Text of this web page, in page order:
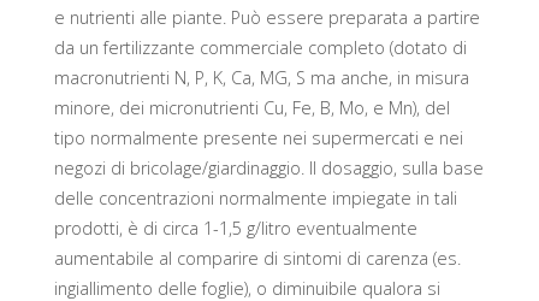
e nutrienti alle piante. Può essere preparata a partire
da un fertilizzante commerciale completo (dotato di
macronutrienti N, P, K, Ca, MG, S ma anche, in misura
minore, dei micronutrienti Cu, Fe, B, Mo, e Mn), del
tipo normalmente presente nei supermercati e nei
negozi di bricolage/giardinaggio. Il dosaggio, sulla base
delle concentrazioni normalmente impiegate in tali
prodotti, è di circa 1-1,5 g/litro eventualmente
aumentabile al comparire di sintomi di carenza (es.
ingiallimento delle foglie), o diminuibile qualora si